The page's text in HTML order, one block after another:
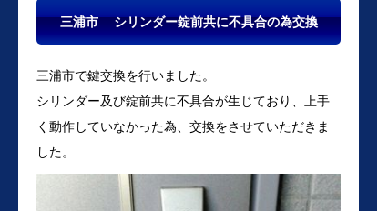
三浦市 シリンダー錠前共に不具合の為交換
三浦市で鍵交換を行いました。
シリンダー及び錠前共に不具合が生じており、上手
く動作していなかった為、交換をさせていただきま
した。